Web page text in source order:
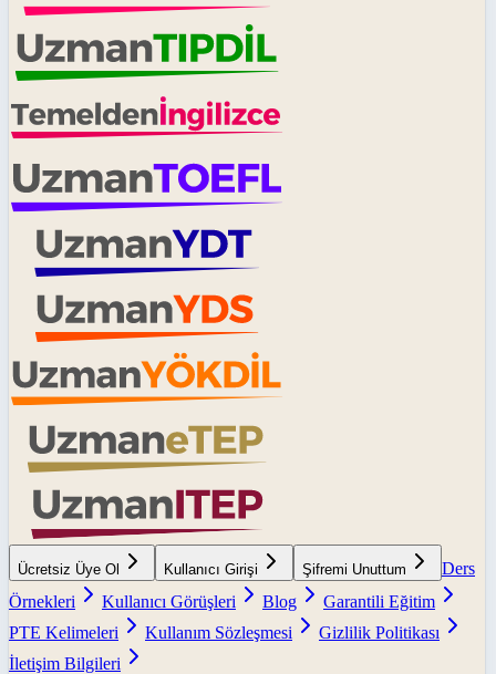
Ücretsiz Üye Ol Kullanıcı Girişi Şifremi Unuttum
Ders
Örnekleri
Kullanıcı Görüşleri Blog
Garantili Eğitim
PTE Kelimeleri
Kullanım Sözleşmesi
Gizlilik Politikası
İletişim Bilgileri